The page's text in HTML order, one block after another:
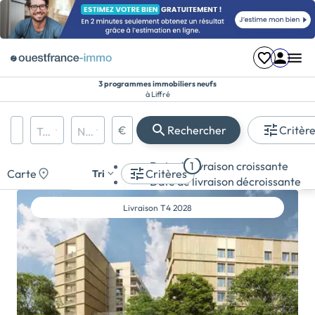
3 programmes immobiliers neufs
à Liffré
Région, département, ville, CP
Maison
Types de biens Nombre de pièces Prix maximum
€ Rechercher
Carte Critères
1
Tri
Date de livraison croissante
Date de livraison décroissante
Livraison T4 2028